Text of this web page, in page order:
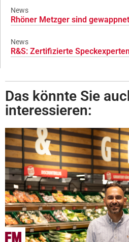
News
Rhöner Metzger sind gewappnet
News
R&S: Zertifizierte Speckexperten
Das könnte Sie
interessieren: